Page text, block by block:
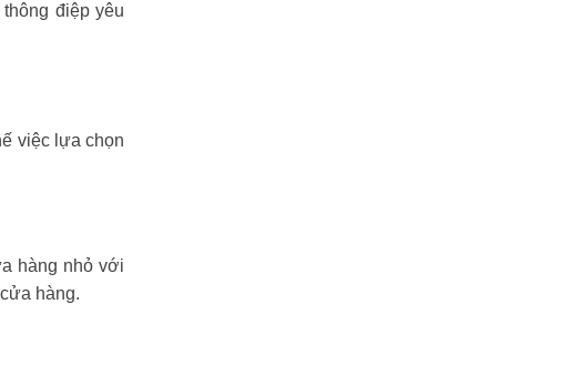
điệp yêu
việc lựa chọn
hàng nhỏ với
hàng.